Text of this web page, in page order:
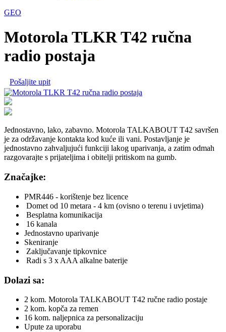
GEO
Motorola TLKR T42 ručna
radio postaja
Pošaljite upit
Jednostavno, lako, zabavno. Motorola TALKABOUT T42 savršen
je za održavanje kontakta kod kuće ili vani. Postavljanje je
jednostavno zahvaljujući funkciji lakog uparivanja, a zatim odmah
razgovarajte s prijateljima i obitelji pritiskom na gumb.
Značajke:
PMR446 - korištenje bez licence
Domet od 10 metara - 4 km (ovisno o terenu i uvjetima)
Besplatna komunikacija
16 kanala
Jednostavno uparivanje
Skeniranje
Zaključavanje tipkovnice
Radi s 3 x AAA alkalne baterije
Dolazi sa:
2 kom. Motorola TALKABOUT T42 ručne radio postaje
2 kom. kopča za remen
16 kom. naljepnica za personalizaciju
Upute za uporabu